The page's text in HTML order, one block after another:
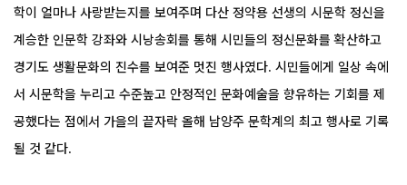
학이 얼마나 사랑받는지를 보여주며 다산 정약용 선생의 시문학 정신을
계승한 인문학 강좌와 시낭송회를 통해 시민들의 정신문화를 확산하고
경기도 생활문화의 진수를 보여준 멋진 행사였다. 시민들에게 일상 속에
서 시문학을 누리고 수준높고 안정적인 문화예술을 향유하는 기회를 제
공했다는 점에서 가을의 끝자락 올해 남양주 문학계의 최고 행사로 기록
될 것 같다.